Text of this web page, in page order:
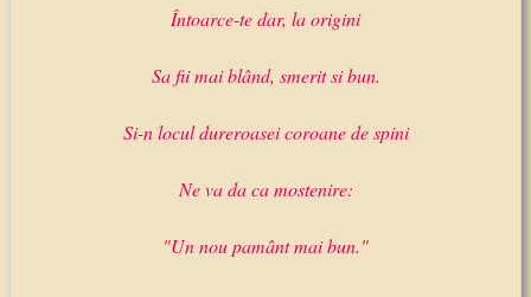
Întoarce-te dar, la origini
Sa fii mai blând, smerit si bun.
Si-n locul dureroasei coroane de spini
Ne va da ca mostenire:
"Un nou pamânt mai bun."